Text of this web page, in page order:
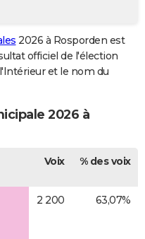
2026 à Rosporden est
officiel de l'élection
et le nom du
2026 à
Voix % des voix
2 200 63,07%